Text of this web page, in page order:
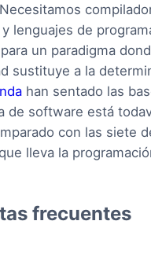
lenguajes de
un paradigma
sustituye a la
han sentado las
de software está
con las siete
lleva la
frecuentes